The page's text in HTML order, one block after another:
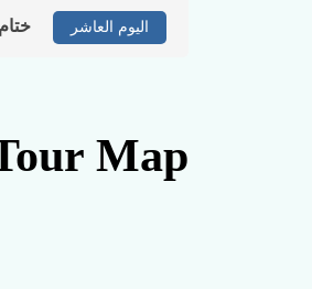
اليوم العاشر
Map